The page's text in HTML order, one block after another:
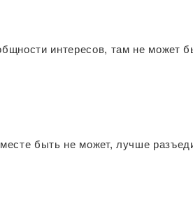
интересов, там не может
быть не может, лучше